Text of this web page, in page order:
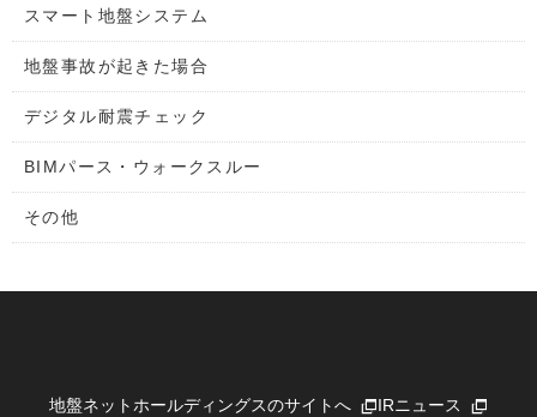
スマート地盤システム
地盤事故が起きた場合
デジタル耐震チェック
BIMパース・ウォークスルー
その他
地盤ネットホールディングスのサイトへ IRニュース